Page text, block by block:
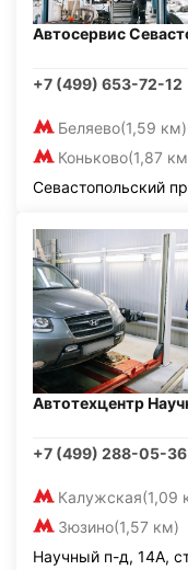
Автосервис
+7 (499) 653-72-12
Беляево(1,59 км)
Коньково(1,87
Севастопольский
Автотехцентр
+7 (499) 288-05-36
Калужская(1,09
Зюзино(1,57 км)
Научный п-д, 14А,